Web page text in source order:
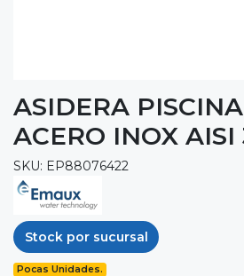
ASIDERA
ACERO INOX
SKU: EP88076422
Stock por sucursal
Pocas Unidades.